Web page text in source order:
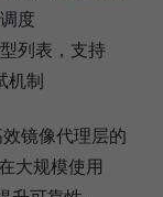
度
列表，支持
机制
镜像代理层的
大规模使用